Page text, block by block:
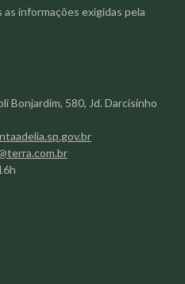
informações exigidas pela
Bonjardim, 580, Jd. Darcisinho